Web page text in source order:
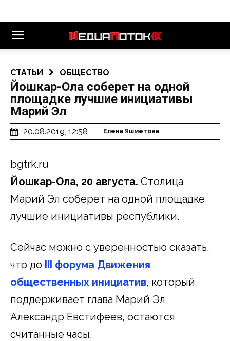
СТАТЬИ ОБЩЕСТВО
Йошкар-Ола соберет на одной
площадке лучшие инициативы
Марий Эл
20.08.2019, 12:58 Елена Яшметова
bgtrk.ru
Йошкар-Ола, 20 августа. Столица
Марий Эл соберет на одной площадке
лучшие инициативы республики.
Сейчас можно с уверенностью сказать,
что до III форума Движения
общественных инициатив, который
поддерживает глава Марий Эл
Александр Евстифеев, остаются
считанные часы.